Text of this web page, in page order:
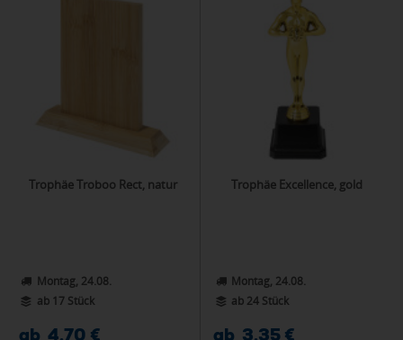
Trophäe Troboo Rect, natur
Montag, 24.08.
ab 17 Stück
ab 4,70 €
Trophäe Excellence, gold
Montag, 24.08.
ab 24 Stück
ab 3,35 €